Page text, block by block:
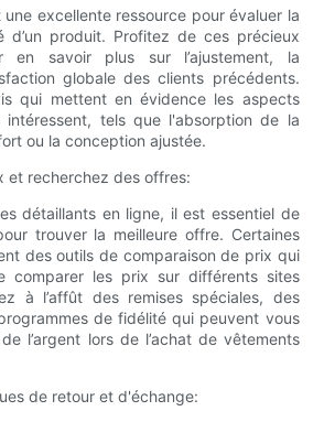
excellente ressource pour évaluer la
d’un produit. Profitez de ces précieux
en savoir plus sur l’ajustement, la
globale des clients précédents.
qui mettent en évidence les aspects
intéressent, tels que l'absorption de la
ou la conception ajustée.
et recherchez des offres:
détaillants en ligne, il est essentiel de
trouver la meilleure offre. Certaines
des outils de comparaison de prix qui
comparer les prix sur différents sites
à l’affût des remises spéciales, des
de fidélité qui peuvent vous
l’argent lors de l’achat de vêtements
de retour et d'échange: